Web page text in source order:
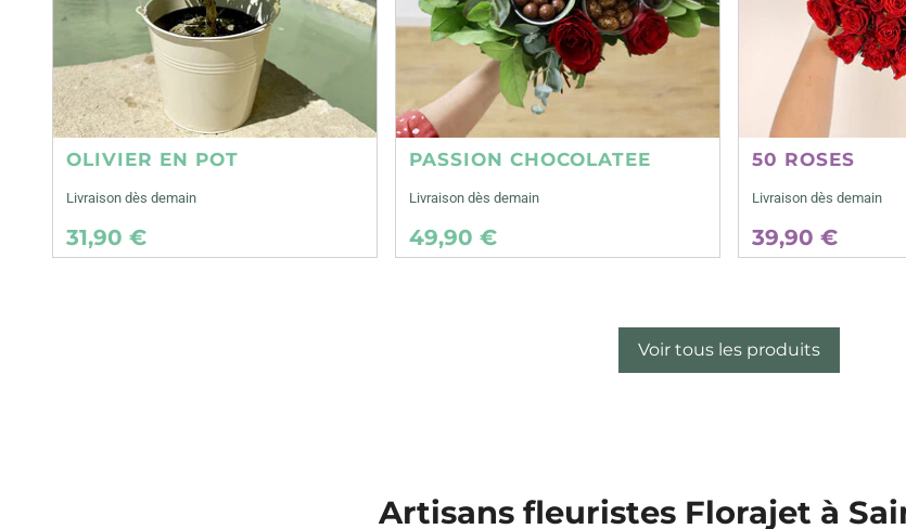
OLIVIER EN POT
Livraison dès demain
31,90 €
PASSION CHOCOLATEE
Livraison dès demain
49,90 €
50 ROSES
Livraison dès demain
39,90 €
Voir tous les produits
Artisans fleuristes Florajet à